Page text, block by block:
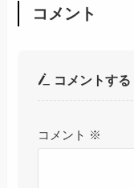
コメント
コメントする
コメント ※